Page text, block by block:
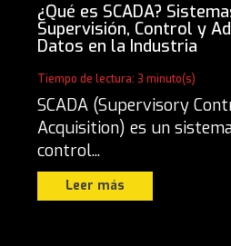
¿Qué es SCADA?
Supervisión, Control y
Datos en la Industria
Tiempo de lectura: 3 minuto(s)
SCADA (Supervisory
Acquisition) es un
control...
Leer más